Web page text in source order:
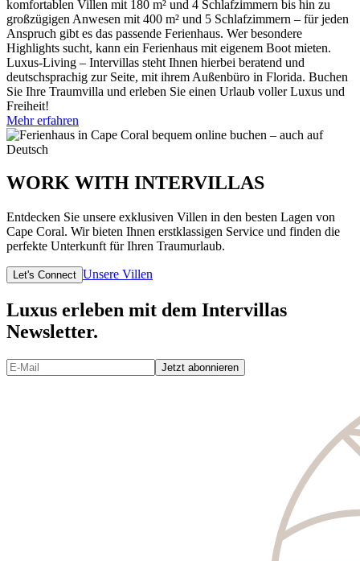
komfortablen Villen mit 180 m² und 4 Schlafzimmern bis hin zu
großzügigen Anwesen mit 400 m² und 5 Schlafzimmern – für jeden
Anspruch gibt es das passende Ferienhaus. Wer besondere
Highlights sucht, kann ein Ferienhaus mit eigenem Boot mieten.
Luxus-Living – Intervillas steht Ihnen hierbei beratend und
deutschsprachig zur Seite, mit ihrem Außenbüro in Florida. Buchen
Sie Ihre Traumvilla und erleben Sie einen Urlaub voller Luxus und
Freiheit!
Mehr erfahren
WORK WITH INTERVILLAS
Entdecken Sie unsere exklusiven Villen in den besten Lagen von
Cape Coral. Wir bieten Ihnen erstklassigen Service und finden die
perfekte Unterkunft für Ihren Traumurlaub.
Let's Connect Unsere Villen
Luxus erleben mit dem Intervillas
Newsletter.
Jetzt abonnieren